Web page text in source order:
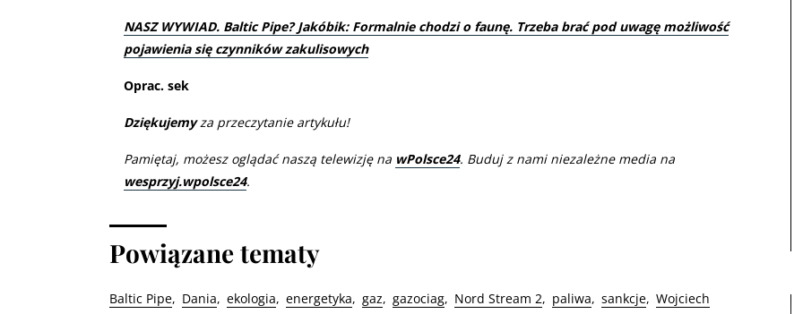
NASZ WYWIAD. Baltic Pipe? Jakóbik: Formalnie chodzi o faunę. Trzeba brać pod uwagę możliwość
pojawienia się czynników zakulisowych
Oprac. sek
Dziękujemyza przeczytanie artykułu!
Pamiętaj, możesz oglądać naszą telewizję na wPolsce24. Buduj z nami niezależne media na
wesprzyj.wpolsce24.
Powiązane tematy
Baltic Pipe Dania ekologia energetyka gaz gazociag Nord Stream 2 paliwa sankcje Wojciech